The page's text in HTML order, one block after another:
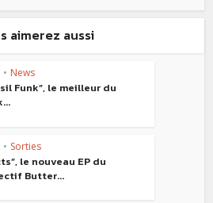
aimerez aussi
• News
Funk”, le meilleur du
• Sorties
le nouveau EP du
Butter...